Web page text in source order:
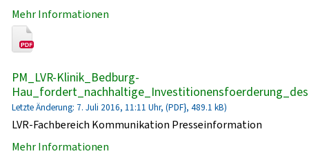
Mehr Informationen
PM_LVR-Klinik_Bedburg-
Letzte Änderung: 7. Juli 2016, 11:11 Uhr, (PDF}, 489.1 kB)
LVR-Fachbereich Kommunikation Presseinformation
Mehr Informationen